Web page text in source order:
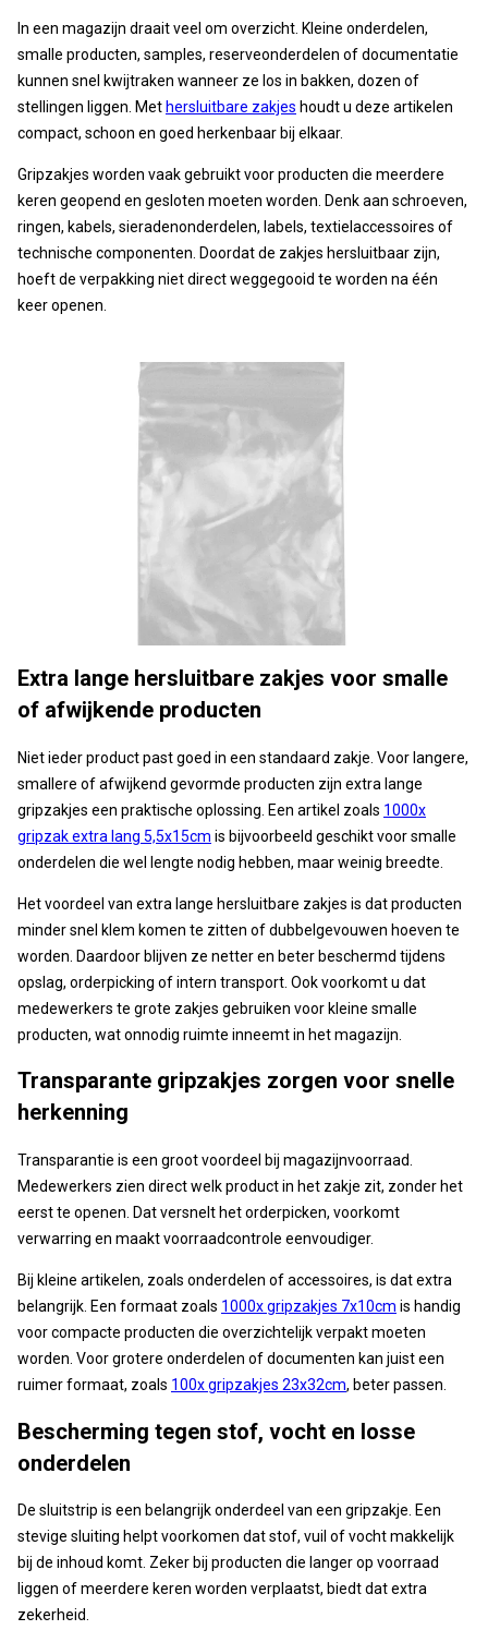
In een magazijn draait veel om overzicht. Kleine onderdelen,
smalle producten, samples, reserveonderdelen of documentatie
kunnen snel kwijtraken wanneer ze los in bakken, dozen of
stellingen liggen. Methersluitbare zakjes houdt u deze artikelen
compact, schoon en goed herkenbaar bij elkaar.
Gripzakjes worden vaak gebruikt voor producten die meerdere
keren geopend en gesloten moeten worden. Denk aan schroeven,
ringen, kabels, sieradenonderdelen, labels, textielaccessoires of
technische componenten. Doordat de zakjes hersluitbaar zijn,
hoeft de verpakking niet direct weggegooid te worden na één
keer openen.
Extra lange hersluitbare zakjes voor smalle
of afwijkende producten
Niet ieder product past goed in een standaard zakje. Voor langere,
smallere of afwijkend gevormde producten zijn extra lange
gripzakjes een praktische oplossing. Een artikel zoals 1000x
gripzak extra lang 5,5x15cm is bijvoorbeeld geschikt voor smalle
onderdelen die wel lengte nodig hebben, maar weinig breedte.
Het voordeel van extra lange hersluitbare zakjes is dat producten
minder snel klem komen te zitten of dubbelgevouwen hoeven te
worden. Daardoor blijven ze netter en beter beschermd tijdens
opslag, orderpicking of intern transport. Ook voorkomt u dat
medewerkers te grote zakjes gebruiken voor kleine smalle
producten, wat onnodig ruimte inneemt in het magazijn.
Transparante gripzakjes zorgen voor snelle
herkenning
Transparantie is een groot voordeel bij magazijnvoorraad.
Medewerkers zien direct welk product in het zakje zit, zonder het
eerst te openen. Dat versnelt het orderpicken, voorkomt
verwarring en maakt voorraadcontrole eenvoudiger.
Bij kleine artikelen, zoals onderdelen of accessoires, is dat extra
belangrijk. Een formaat zoals 1000x gripzakjes 7x10cm is handig
voor compacte producten die overzichtelijk verpakt moeten
worden. Voor grotere onderdelen of documenten kan juist een
ruimer formaat, zoals 100x gripzakjes 23x32cm, beter passen.
Bescherming tegen stof, vocht en losse
onderdelen
De sluitstrip is een belangrijk onderdeel van een gripzakje. Een
stevige sluiting helpt voorkomen dat stof, vuil of vocht makkelijk
bij de inhoud komt. Zeker bij producten die langer op voorraad
liggen of meerdere keren worden verplaatst, biedt dat extra
zekerheid.